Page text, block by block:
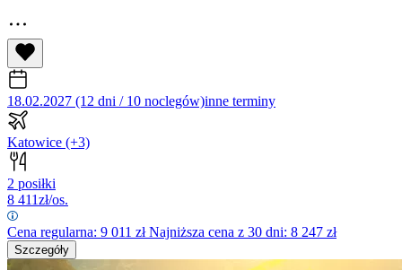
18.02.2027 (12 dni / 10 noclegów)inne terminy
Katowice (+3)
2 posiłki
8 411zł/os.
Cena regularna: 9 011 złNajniższa cena z 30 dni: 8 247 zł
Szczegóły